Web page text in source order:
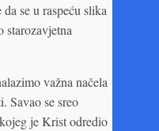
se u raspeću slika
starozavjetna
važna načela
Savao se sreo
je Krist odredio